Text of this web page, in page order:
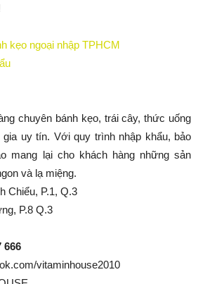
kẹo ngoại nhập TPHCM
chuyên bánh kẹo, trái cây, thức uống
uy tín. Với quy trình nhập khẩu, bảo
mang lại cho khách hàng những sản
và lạ miệng.
Chiểu, P.1, Q.3
P.8 Q.3
666
vitaminhouse2010